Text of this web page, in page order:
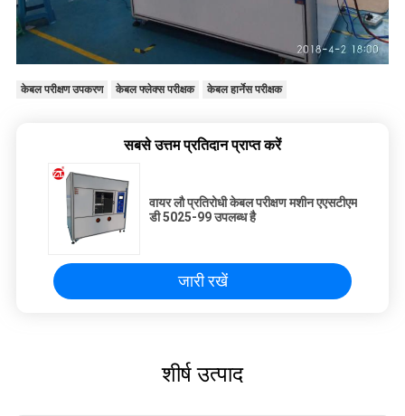
केबल परीक्षण उपकरण केबल फ्लेक्स परीक्षक केबल हार्नेस परीक्षक
सबसे उत्तम प्रतिदान प्राप्त करें
वायर लौ प्रतिरोधी केबल परीक्षण मशीन एएसटीएम
डी 5025-99 उपलब्ध है
जारी रखें
शीर्ष उत्पाद